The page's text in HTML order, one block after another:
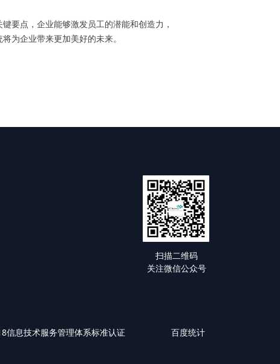
要点，企业能够激发员工的潜能和创造力，
为企业带来更加美好的未来。
扫描二维码
关注微信公众号
信息技术服务管理体系标准认证 百度统计